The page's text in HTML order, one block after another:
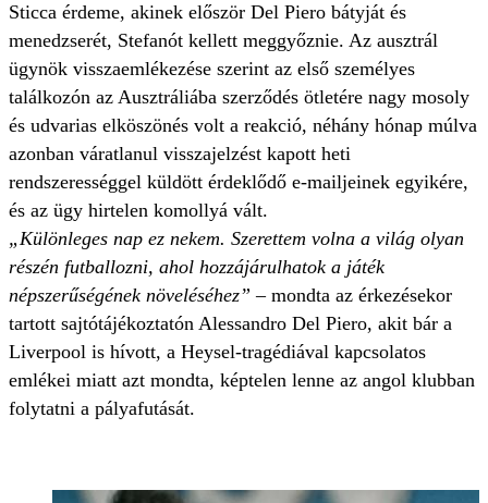
Sticca érdeme, akinek először Del Piero bátyját és
menedzserét, Stefanót kellett meggyőznie. Az ausztrál
ügynök visszaemlékezése szerint az első személyes
találkozón az Ausztráliába szerződés ötletére nagy mosoly
és udvarias elköszönés volt a reakció, néhány hónap múlva
azonban váratlanul visszajelzést kapott heti
rendszerességgel küldött érdeklődő e-mailjeinek egyikére,
és az ügy hirtelen komollyá vált.
„Különleges nap ez nekem. Szerettem volna a világ olyan
részén futballozni, ahol hozzájárulhatok a játék
népszerűségének növeléséhez”– mondta az érkezésekor
tartott sajtótájékoztatón Alessandro Del Piero, akit bár a
Liverpool is hívott, a Heysel-tragédiával kapcsolatos
emlékei miatt azt mondta, képtelen lenne az angol klubban
folytatni a pályafutását.